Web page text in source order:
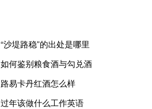
“沙堤路稳”的出处是哪里
如何鉴别粮食酒与勾兑酒
路易卡丹红酒怎么样
过年该做什么工作英语